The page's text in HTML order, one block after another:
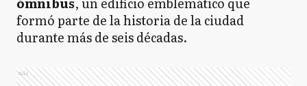
formó parte de la historia de la ciudad
durante más de seis décadas.
Ads